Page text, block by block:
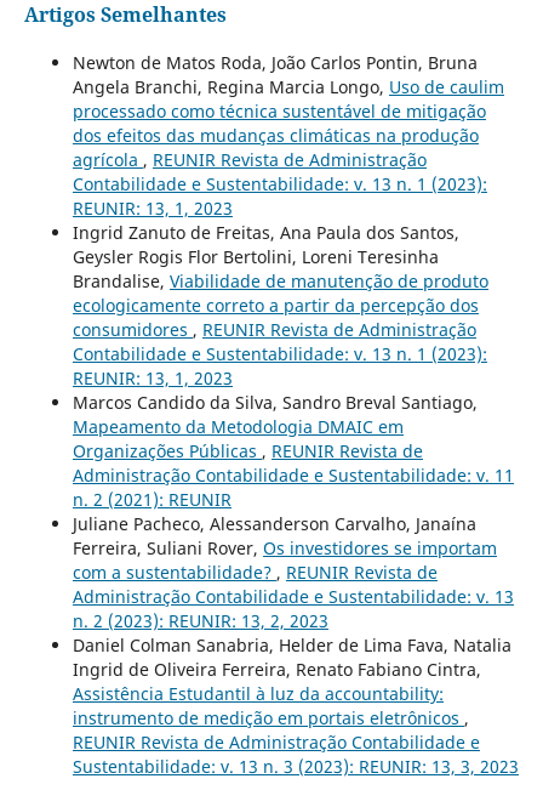
Artigos Semelhantes
Newton de Matos Roda, João Carlos Pontin, Bruna
Angela Branchi, Regina Marcia Longo, Uso de caulim
processado como técnica sustentável de mitigação
dos efeitos das mudanças climáticas na produção
agrícola , REUNIR Revista de Administração
Contabilidade e Sustentabilidade: v. 13 n. 1 (2023):
REUNIR: 13, 1, 2023
Ingrid Zanuto de Freitas, Ana Paula dos Santos,
Geysler Rogis Flor Bertolini, Loreni Teresinha
Brandalise, Viabilidade de manutenção de produto
ecologicamente correto a partir da percepção dos
consumidores , REUNIR Revista de Administração
Contabilidade e Sustentabilidade: v. 13 n. 1 (2023):
REUNIR: 13, 1, 2023
Marcos Candido da Silva, Sandro Breval Santiago,
Mapeamento da Metodologia DMAIC em
Organizações Públicas , REUNIR Revista de
Administração Contabilidade e Sustentabilidade: v. 11
n. 2 (2021): REUNIR
Juliane Pacheco, Alessanderson Carvalho, Janaína
Ferreira, Suliani Rover, Os investidores se importam
com a sustentabilidade? , REUNIR Revista de
Administração Contabilidade e Sustentabilidade: v. 13
n. 2 (2023): REUNIR: 13, 2, 2023
Daniel Colman Sanabria, Helder de Lima Fava, Natalia
Ingrid de Oliveira Ferreira, Renato Fabiano Cintra,
Assistência Estudantil à luz da accountability:
instrumento de medição em portais eletrônicos ,
REUNIR Revista de Administração Contabilidade e
Sustentabilidade: v. 13 n. 3 (2023): REUNIR: 13, 3, 2023